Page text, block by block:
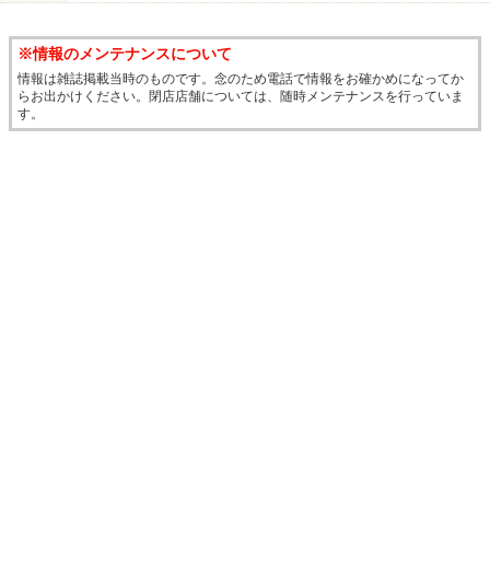
※情報のメンテナンスについて
情報は雑誌掲載当時のものです。念のため電話で情報をお確かめになってか
らお出かけください。閉店店舗については、随時メンテナンスを行っていま
す。